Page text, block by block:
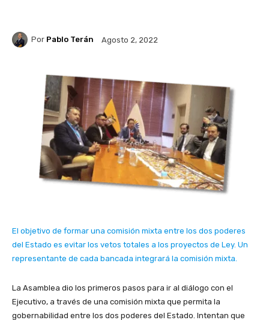
Por Pablo Terán Agosto 2, 2022
El objetivo de formar una comisión mixta entre los dos poderes
del Estado es evitar los vetos totales a los proyectos de Ley. Un
representante de cada bancada integrará la comisión mixta.
La Asamblea dio los primeros pasos para ir al diálogo con el
Ejecutivo, a través de una comisión mixta que permita la
gobernabilidad entre los dos poderes del Estado. Intentan que